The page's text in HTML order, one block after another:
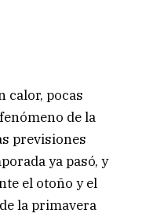
calor, pocas
de la
previsiones
ya pasó, y
el otoño y el
la primavera